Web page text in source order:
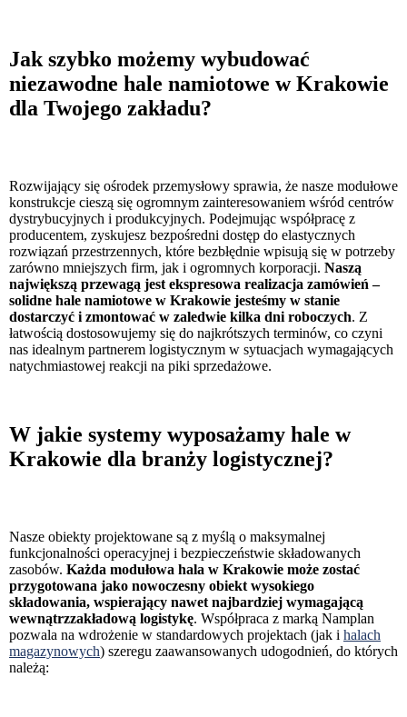
Jak szybko możemy wybudować
niezawodne hale namiotowe w Krakowie
dla Twojego zakładu?
Rozwijający się ośrodek przemysłowy sprawia, że nasze modułowe
konstrukcje cieszą się ogromnym zainteresowaniem wśród centrów
dystrybucyjnych i produkcyjnych. Podejmując współpracę z
producentem, zyskujesz bezpośredni dostęp do elastycznych
rozwiązań przestrzennych, które bezbłędnie wpisują się w potrzeby
zarówno mniejszych firm, jak i ogromnych korporacji. Naszą
największą przewagą jest ekspresowa realizacja zamówień –
solidne hale namiotowe w Krakowie jesteśmy w stanie
dostarczyć i zmontować w zaledwie kilka dni roboczych. Z
łatwością dostosowujemy się do najkrótszych terminów, co czyni
nas idealnym partnerem logistycznym w sytuacjach wymagających
natychmiastowej reakcji na piki sprzedażowe.
W jakie systemy wyposażamy hale w
Krakowie dla branży logistycznej?
Nasze obiekty projektowane są z myślą o maksymalnej
funkcjonalności operacyjnej i bezpieczeństwie składowanych
zasobów. Każda modułowa hala w Krakowie może zostać
przygotowana jako nowoczesny obiekt wysokiego
składowania, wspierający nawet najbardziej wymagającą
wewnątrzzakładową logistykę. Współpraca z marką Namplan
pozwala na wdrożenie w standardowych projektach (jak i halach
magazynowych) szeregu zaawansowanych udogodnień, do których
należą: